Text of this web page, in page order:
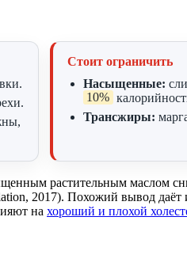
Стоит ограничить
Насыщенные:
10%
Трансжиры:
растительным маслом
2017). Похожий вывод
на хороший и плохой